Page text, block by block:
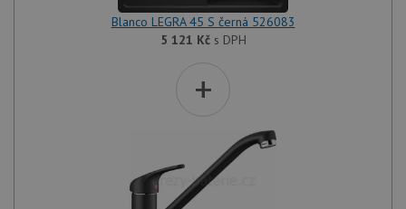
Blanco LEGRA 45 S černá 526083
5 121 Kčs DPH
+